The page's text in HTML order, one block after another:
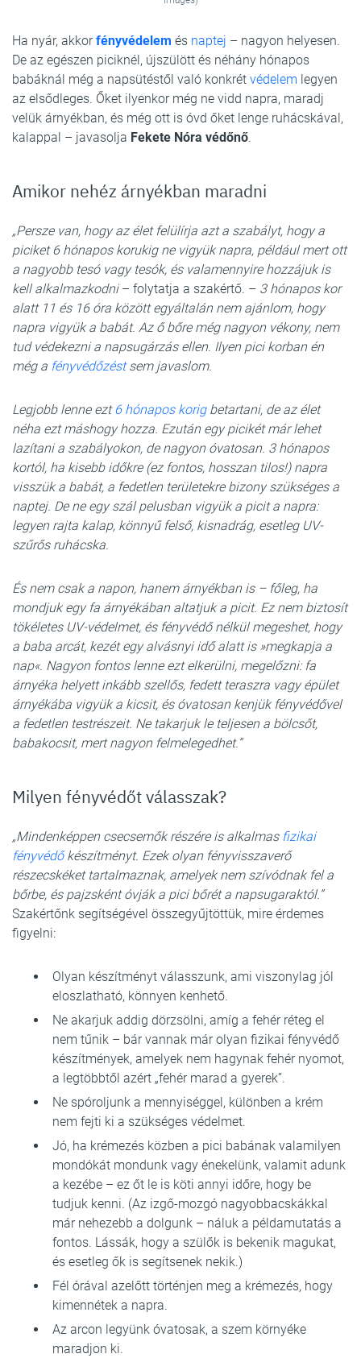
Ha nyár, akkorfényvédelem és naptej – nagyon helyesen.
De az egészen piciknél, újszülött és néhány hónapos
babáknál még a napsütéstől való konkrét védelem legyen
az elsődleges. Őket ilyenkor még ne vidd napra, maradj
velük árnyékban, és még ott is óvd őket lenge ruhácskával,
kalappal – javasolja Fekete Nóra védőnő.
Amikor nehéz árnyékban maradni
„Persze van, hogy az élet felülírja azt a szabályt, hogy a
piciket 6 hónapos korukig ne vigyük napra, például mert ott
a nagyobb tesó vagy tesók, és valamennyire hozzájuk is
kell alkalmazkodni– folytatja a szakértő. – 3 hónapos kor
alatt 11 és 16 óra között egyáltalán nem ajánlom, hogy
napra vigyük a babát. Az ő bőre még nagyon vékony, nem
tud védekezni a napsugárzás ellen. Ilyen pici korban én
még a fényvédőzéstsem javaslom.
Legjobb lenne ezt6 hónapos korigbetartani, de az élet
néha ezt máshogy hozza. Ezután egy picikét már lehet
lazítani a szabályokon, de nagyon óvatosan. 3 hónapos
kortól, ha kisebb időkre (ez fontos, hosszan tilos!) napra
visszük a babát, a fedetlen területekre bizony szükséges a
naptej. De ne egy szál pelusban vigyük a picit a napra:
legyen rajta kalap, könnyű felső, kisnadrág, esetleg UV-
szűrős ruhácska.
És nem csak a napon, hanem árnyékban is – főleg, ha
mondjuk egy fa árnyékában altatjuk a picit. Ez nem biztosít
tökéletes UV-védelmet, és fényvédő nélkül megeshet, hogy
a baba arcát, kezét egy alvásnyi idő alatt is »megkapja a
nap«. Nagyon fontos lenne ezt elkerülni, megelőzni: fa
árnyéka helyett inkább szellős, fedett teraszra vagy épület
árnyékába vigyük a kicsit, és óvatosan kenjük fényvédővel
a fedetlen testrészeit. Ne takarjuk le teljesen a bölcsőt,
babakocsit, mert nagyon felmelegedhet.”
Milyen fényvédőt válasszak?
„Mindenképpen csecsemők részére is alkalmas fizikai
fényvédőkészítményt. Ezek olyan fényvisszaverő
részecskéket tartalmaznak, amelyek nem szívódnak fel a
bőrbe, és pajzsként óvják a pici bőrét a napsugaraktól.”
Szakértőnk segítségével összegyűjtöttük, mire érdemes
figyelni:
Olyan készítményt válasszunk, ami viszonylag jól
eloszlatható, könnyen kenhető.
Ne akarjuk addig dörzsölni, amíg a fehér réteg el
nem tűnik – bár vannak már olyan fizikai fényvédő
készítmények, amelyek nem hagynak fehér nyomot,
a legtöbbtől azért „fehér marad a gyerek”.
Ne spóroljunk a mennyiséggel, különben a krém
nem fejti ki a szükséges védelmet.
Jó, ha krémezés közben a pici babának valamilyen
mondókát mondunk vagy énekelünk, valamit adunk
a kezébe – ez őt le is köti annyi időre, hogy be
tudjuk kenni. (Az izgő-mozgó nagyobbacskákkal
már nehezebb a dolgunk – náluk a példamutatás a
fontos. Lássák, hogy a szülők is bekenik magukat,
és esetleg ők is segítsenek nekik.)
Fél órával azelőtt történjen meg a krémezés, hogy
kimennétek a napra.
Az arcon legyünk óvatosak, a szem környéke
maradjon ki.